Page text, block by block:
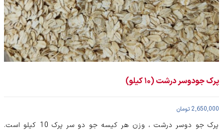
پرک جودوسر درشت (۱۰ کیلو)
2,650,000 تومان
پرک جو دوسر درشت ، وزن هر کیسه جو دو سر پرک 10 کیلو است.